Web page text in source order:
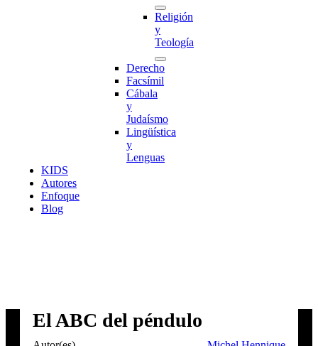
Religión
y
Teología
Derecho
Facsímil
Cábala
y
Judaísmo
Lingüística
y
Lenguas
KIDS
Autores
Enfoque
Blog
El ABC del péndulo